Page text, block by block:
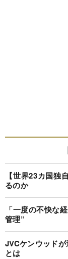
【世界23カ国
るのか
「一度の不快な
管理”
JVCケンウッド
とは